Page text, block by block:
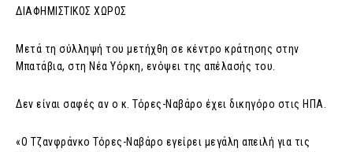
ΔΙΑΦΗΜΙΣΤΙΚΟΣ ΧΩΡΟΣ
Μετά τη σύλληψή του μετήχθη σε κέντρο κράτησης στην
Μπατάβια, στη Νέα Υόρκη, ενόψει της απέλασής του.
Δεν είναι σαφές αν ο κ. Τόρες-Ναβάρο έχει δικηγόρο στις ΗΠΑ.
«Ο Τζανφράνκο Τόρες-Ναβάρο εγείρει μεγάλη απειλή για τις